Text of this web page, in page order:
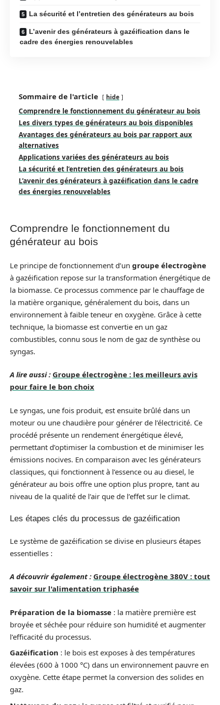
La sécurité et l’entretien des générateurs au bois
L’avenir des générateurs à gazéification dans le
cadre des énergies renouvelables
Sommaire de l'article hide
Comprendre le fonctionnement du générateur au bois
Les divers types de générateurs au bois disponibles
Avantages des générateurs au bois par rapport aux
alternatives
Applications variées des générateurs au bois
La sécurité et l’entretien des générateurs au bois
L’avenir des générateurs à gazéification dans le cadre
des énergies renouvelables
Comprendre le fonctionnement du
générateur au bois
Le principe de fonctionnement d’un groupe électrogène
à gazéification repose sur la transformation énergétique de
la biomasse. Ce processus commence par le chauffage de
la matière organique, généralement du bois, dans un
environnement à faible teneur en oxygène. Grâce à cette
technique, la biomasse est convertie en un gaz
combustibles, connu sous le nom de gaz de synthèse ou
syngas.
A lire aussi : Groupe électrogène : les meilleurs avis
pour faire le bon choix
Le syngas, une fois produit, est ensuite brûlé dans un
moteur ou une chaudière pour générer de l’électricité. Ce
procédé présente un rendement énergétique élevé,
permettant d’optimiser la combustion et de minimiser les
émissions nocives. En comparaison avec les générateurs
classiques, qui fonctionnent à l’essence ou au diesel, le
générateur au bois offre une option plus propre, tant au
niveau de la qualité de l’air que de l’effet sur le climat.
Les étapes clés du processus de gazéification
Le système de gazéification se divise en plusieurs étapes
essentielles :
A découvrir également : Groupe électrogène 380V : tout
savoir sur l'alimentation triphasée
Préparation de la biomasse : la matière première est
broyée et séchée pour réduire son humidité et augmenter
l’efficacité du processus.
Gazéification : le bois est exposes à des températures
élevées (600 à 1000 °C) dans un environnement pauvre en
oxygène. Cette étape permet la conversion des solides en
gaz.